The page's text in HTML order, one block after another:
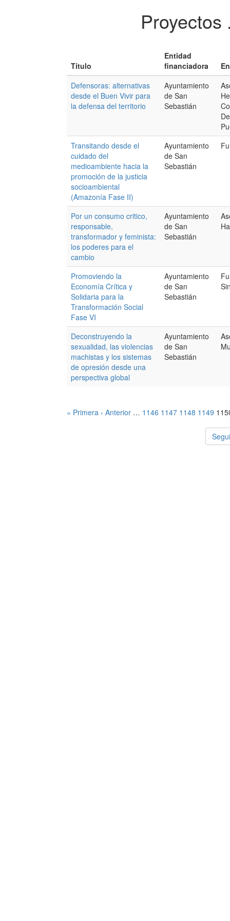
Título
Entidad
financiadora
Defensoras: alternativas
desde el Buen Vivir para
la defensa del territorio
Ayuntamiento
de San
Sebastián
Transitando desde el
cuidado del
medioambiente hacia la
promoción de la justicia
socioambiental
(Amazonía Fase II)
Ayuntamiento
de San
Sebastián
Por un consumo critico,
responsable,
transformador y feminista:
los poderes para el
cambio
Ayuntamiento
de San
Sebastián
Promoviendo la
Economía Crítica y
Solidaria para la
Transformación Social
Fase VI
Ayuntamiento
de San
Sebastián
Deconstruyendo la
sexualidad, las violencias
machistas y los sistemas
de opresión desde una
perspectiva global
Ayuntamiento
de San
Sebastián
« Primera ‹ Anterior … 1146 1147 1148 1149